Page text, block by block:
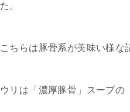
た。
こちらは豚骨系が美味い様な
ウリは「濃厚豚骨」スープの